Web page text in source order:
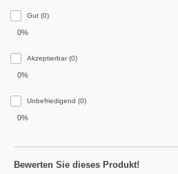
Gut (0)
0%
Akzeptierbar (0)
0%
Unbefriedigend (0)
0%
Bewerten Sie dieses Produkt!